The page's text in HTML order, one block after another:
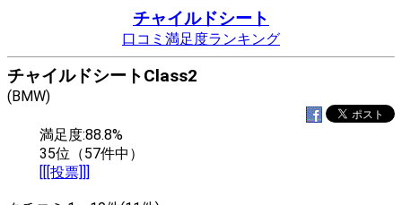
チャイルドシート
口コミ満足度ランキング
チャイルドシートClass2
(BMW)
満足度:88.8%
35位（57件中）
[[[投票]]]